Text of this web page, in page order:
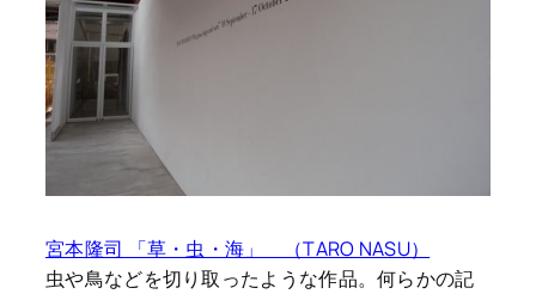
宮本隆司 「草・虫・海」 （TARO NASU）
虫や鳥などを切り取ったような作品。何らかの記